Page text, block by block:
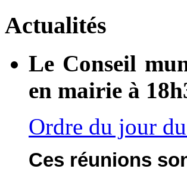
Actualités
Le Conseil
en mairie à
Ordre du jour
Ces réunions